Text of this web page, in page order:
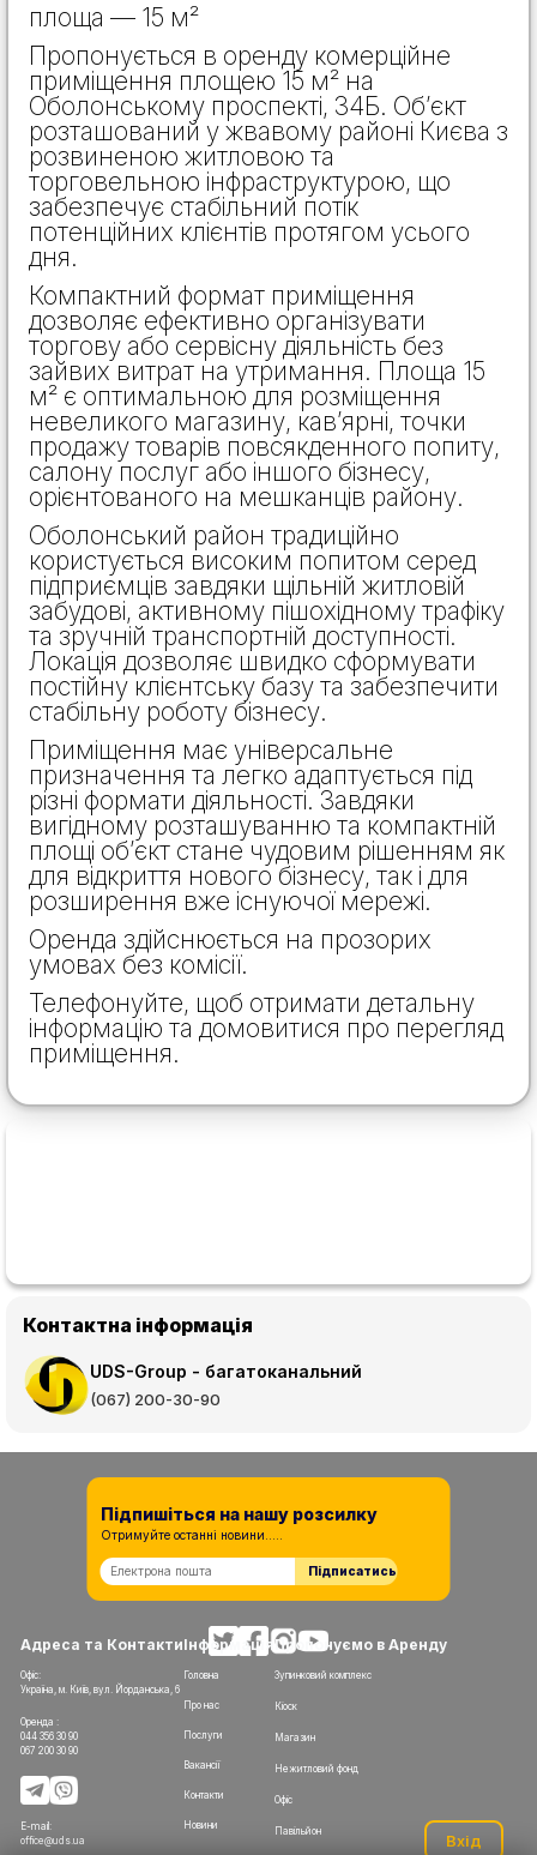
площа — 15 м²
Пропонується в оренду комерційне
приміщення площею 15 м² на
Оболонському проспекті, 34Б. Об’єкт
розташований у жвавому районі Києва з
розвиненою житловою та
торговельною інфраструктурою, що
забезпечує стабільний потік
потенційних клієнтів протягом усього
дня.
Компактний формат приміщення
дозволяє ефективно організувати
торгову або сервісну діяльність без
зайвих витрат на утримання. Площа 15
м² є оптимальною для розміщення
невеликого магазину, кав’ярні, точки
продажу товарів повсякденного попиту,
салону послуг або іншого бізнесу,
орієнтованого на мешканців району.
Оболонський район традиційно
користується високим попитом серед
підприємців завдяки щільній житловій
забудові, активному пішохідному трафіку
та зручній транспортній доступності.
Локація дозволяє швидко сформувати
постійну клієнтську базу та забезпечити
стабільну роботу бізнесу.
Приміщення має універсальне
призначення та легко адаптується під
різні формати діяльності. Завдяки
вигідному розташуванню та компактній
площі об’єкт стане чудовим рішенням як
для відкриття нового бізнесу, так і для
розширення вже існуючої мережі.
Оренда здійснюється на прозорих
умовах без комісії.
Телефонуйте, щоб отримати детальну
інформацію та домовитися про перегляд
приміщення.
Контактна інформація
UDS-Group - багатоканальний
(067) 200-30-90
Адреса та Контакти
Офіс:
Україна, м. Київ, вул. Йорданська, 6
Оренда :
044 356 30 90
067 200 30 90
E-mail:
office@uds.ua
Пропонуємо в Аренду
Зупинковий комплекс
Кіоск
Магазин
Нежитловий фонд
Офіс
Павільйон
Інформація
Головна
Про нас
Послуги
Вакансії
Контакти
Новини
Підпишіться на нашу розсилку
Отримуйте останні новини.....
Підписатись
Вхід